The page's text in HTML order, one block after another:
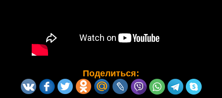
Поделиться: